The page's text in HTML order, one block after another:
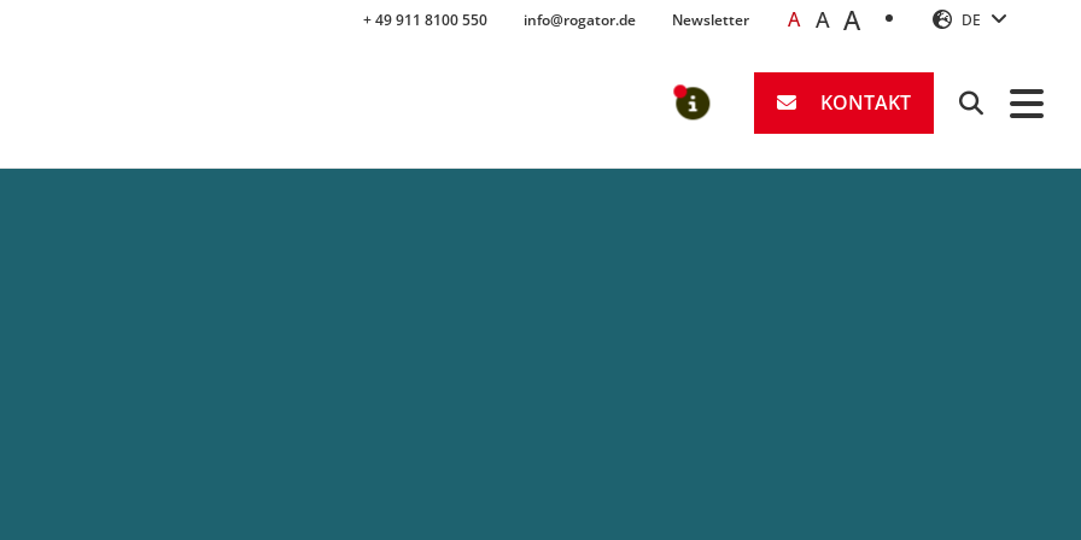
+ 49 911 8100 550 info@rogator.de Newsletter A A A DE
MELDUNGEN
KONTAKT Suchen